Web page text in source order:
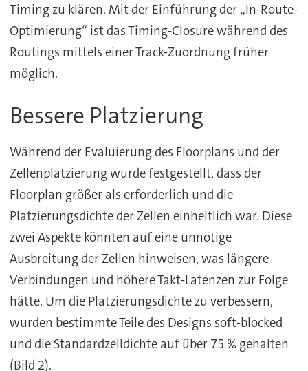
Timing zu klären. Mit der Einführung der „In-Route-
Optimierung“ ist das Timing-Closure während des
Routings mittels einer Track-Zuordnung früher
möglich.
Bessere Platzierung
Während der Evaluierung des Floorplans und der
Zellenplatzierung wurde festgestellt, dass der
Floorplan größer als erforderlich und die
Platzierungsdichte der Zellen einheitlich war. Diese
zwei Aspekte könnten auf eine unnötige
Ausbreitung der Zellen hinweisen, was längere
Verbindungen und höhere Takt-Latenzen zur Folge
hätte. Um die Platzierungsdichte zu verbessern,
wurden bestimmte Teile des Designs soft-blocked
und die Standardzelldichte auf über 75 % gehalten
(Bild 2).